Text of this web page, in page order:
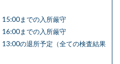
までの入所厳守
までの入所厳守
の退所予定（全ての検査結果